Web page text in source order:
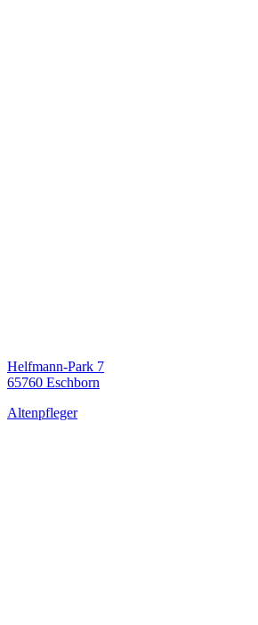
Helfmann-Park 7
65760 Eschborn
Altenpfleger